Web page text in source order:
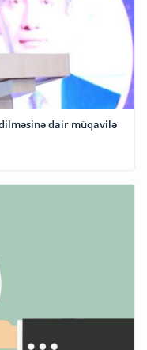
dair müqavilə